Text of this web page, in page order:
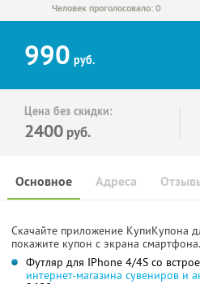
Человек проголосовало: 0
990 руб.
Цена без скидки:
2400 руб.
Основное Адреса
Скачайте приложение КупиКупона
покажите купон с экрана
Футляр для IPhone 4/4S со
интернет-магазина сувениров и